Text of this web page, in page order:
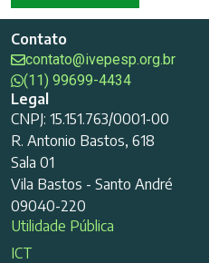
Contato
contato@ivepesp.org.br
(11) 99699-4434
Legal
CNPJ: 15.151.763/0001-00
R. Antonio Bastos, 618
Sala 01
Vila Bastos - Santo André
09040-220
Utilidade Pública
ICT